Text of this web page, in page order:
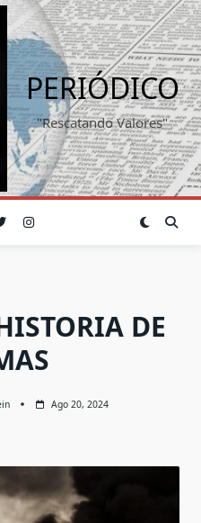
PERIÓDICO
"Rescatando Valores"
DE
Ago 20, 2024